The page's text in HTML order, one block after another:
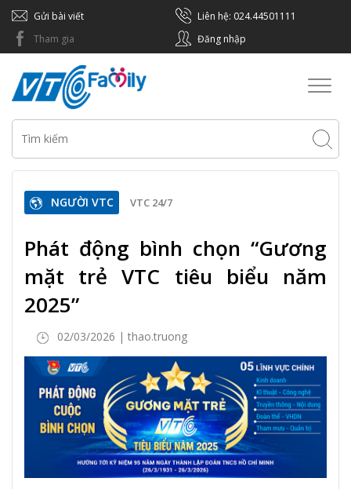
Gửi bài viết
Liên hệ: 024.44501111
Tham gia
Đăng nhập
NGƯỜI VTC VTC 24/7
Phát động bình chọn “Gương
mặt trẻ VTC tiêu biểu năm
2025”
02/03/2026 | thao.truong